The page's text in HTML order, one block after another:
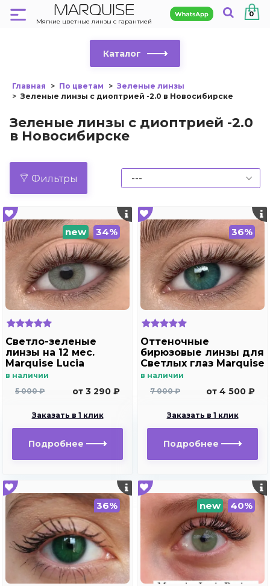
MARQUISE
Мягкие цветные линзы с гарантией
0
Каталог
Главная По цветам
Зеленые линзы
Зеленые линзы с диоптрией -2.0 в Новосибирске
Зеленые линзы с диоптрией -2.0
в Новосибирске
Фильтры
new 34%
Светло-зеленые
линзы на 12 мес.
Marquise Lucia
Copacabana
в наличии
5 000 ₽
от 3 290 ₽
Заказать в 1 клик
Подробнее
36%
Оттеночные
бирюзовые линзы для
Светлых глаз Marquise
solo aqua для
близорукости
в наличии
7 000 ₽
от 4 500 ₽
Заказать в 1 клик
Подробнее
36% new 40%